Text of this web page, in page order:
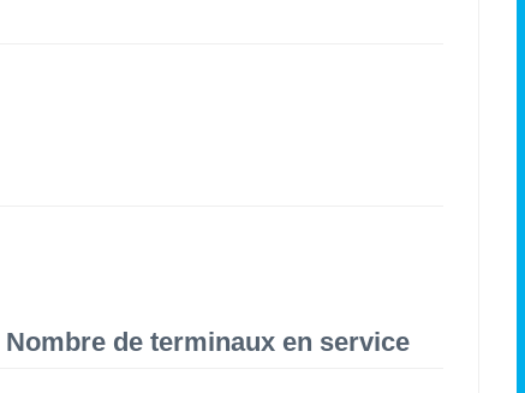
Nombre de terminaux en service